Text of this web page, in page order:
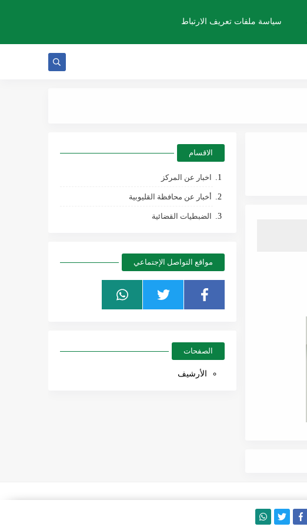
سياسة ملفات تعريف الارتباط
الاقسام
اخبار عن المركز
أخبار عن محافظة القليوبية
الضبطيات القضائية
مواقع التواصل الإجتماعي
الصفحات
الأرشيف